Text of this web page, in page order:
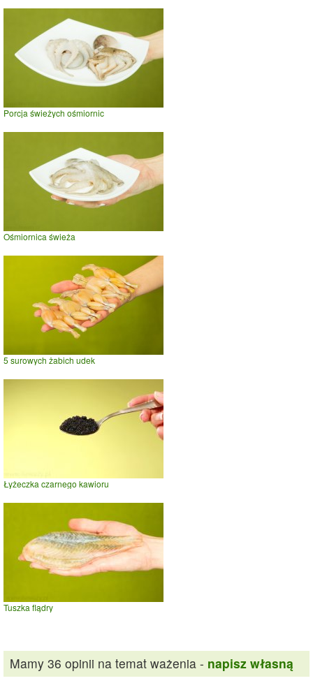
Porcja świeżych ośmiornic
Ośmiornica świeża
5 surowych żabich udek
Łyżeczka czarnego kawioru
Tuszka flądry
Mamy 36 opinii na temat ważenia - napisz własną